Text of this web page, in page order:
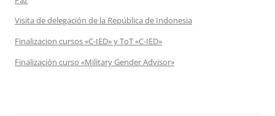
Visita de delegación de la República de Indonesia
Finalizacion cursos «C-IED» y ToT «C-IED»
Finalización curso «Military Gender Advisor»